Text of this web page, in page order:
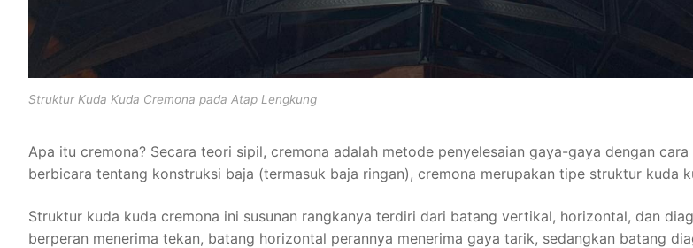
Struktur Kuda Kuda Cremona pada Atap Lengkung
Apa itu cremona? Secara teori sipil, cremona adalah metode penyelesaian gaya-gaya dengan
berbicara tentang konstruksi baja (termasuk baja ringan), cremona merupakan tipe struktur kuda
Struktur kuda kuda cremona ini susunan rangkanya terdiri dari batang vertikal, horizontal, dan
berperan menerima tekan, batang horizontal perannya menerima gaya tarik, sedangkan batang